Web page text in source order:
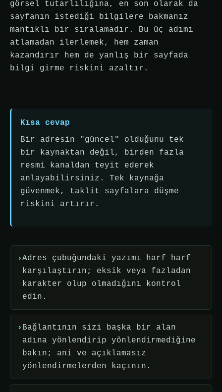
görsel tutarlılığına, en son olarak da
sayfanın istediği bilgilere bakmanız
mantıklı bir sıralamadır. Bu üç adımı
atlamadan ilerlemek, hem zaman
kazandırır hem de yanlış bir sayfada
bilgi girme riskini azaltır.
Kısa cevap
Bir adresin "güncel" olduğunu tek
bir kaynaktan değil, birden fazla
resmi kanaldan teyit ederek
anlayabilirsiniz. Tek kaynağa
güvenmek, taklit sayfalara düşme
riskini artırır.
Adres çubuğundaki yazımı harf harf
karşılaştırın; eksik veya fazladan
karakter olup olmadığını kontrol
edin.
Bağlantının sizi başka bir alan
adına yönlendirip yönlendirmediğine
bakın; ani ve açıklamasız
yönlendirmelerden kaçının.